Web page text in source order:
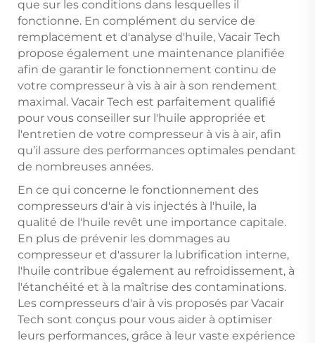
que sur les conditions dans lesquelles il
fonctionne. En complément du service de
remplacement et d'analyse d'huile, Vacair Tech
propose également une maintenance planifiée
afin de garantir le fonctionnement continu de
votre compresseur à vis à air à son rendement
maximal. Vacair Tech est parfaitement qualifié
pour vous conseiller sur l'huile appropriée et
l'entretien de votre compresseur à vis à air, afin
qu’il assure des performances optimales pendant
de nombreuses années.
En ce qui concerne le fonctionnement des
compresseurs d'air à vis injectés à l'huile, la
qualité de l'huile revêt une importance capitale.
En plus de prévenir les dommages au
compresseur et d'assurer la lubrification interne,
l'huile contribue également au refroidissement, à
l'étanchéité et à la maîtrise des contaminations.
Les compresseurs d'air à vis proposés par Vacair
Tech sont conçus pour vous aider à optimiser
leurs performances, grâce à leur vaste expérience